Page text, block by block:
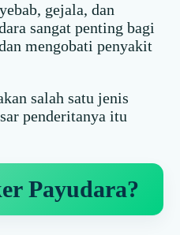
gejala, dan
sangat penting bagi
mengobati penyakit
salah satu jenis
penderitanya itu
Payudara?